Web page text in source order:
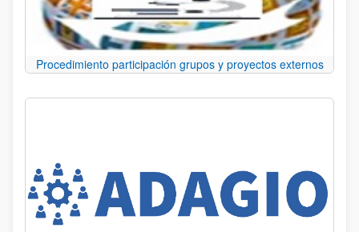
Procedimiento participación grupos y proyectos externos